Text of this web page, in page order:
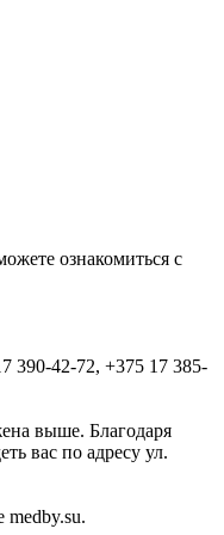
ознакомиться с
390-42-72, +375 17 385-
выше. Благодаря
вас по адресу ул.